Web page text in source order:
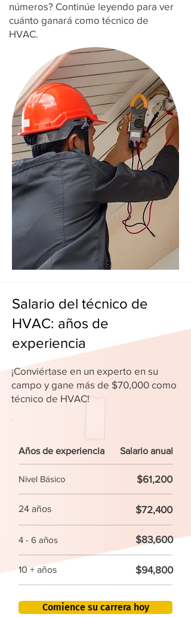
números? Continúe leyendo para ver
cuánto ganará como técnico de
HVAC.
Salario del técnico de
HVAC: años de
experiencia
¡Conviértase en un experto en su
campo y gane más de $70,000 como
técnico de HVAC!
Años de experiencia Salario anual
Nivel Básico $61,200
24 años $72,400
4 - 6 años $83,600
10 + años $94,800
Comience su carrera hoy